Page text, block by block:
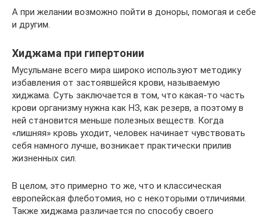
А при желании возможно пойти в доноры, помогая и себе
и другим.
Хиджама при гипертонии
Мусульмане всего мира широко используют методику
избавления от застоявшейся крови, называемую
хиджама. Суть заключается в том, что какая-то часть
крови организму нужна как НЗ, как резерв, а поэтому в
ней становится меньше полезных веществ. Когда
«лишняя» кровь уходит, человек начинает чувствовать
себя намного лучше, возникает практически прилив
жизненных сил.
В целом, это примерно то же, что и классическая
европейская флеботомия, но с некоторыми отличиями.
Также хиджама различается по способу своего